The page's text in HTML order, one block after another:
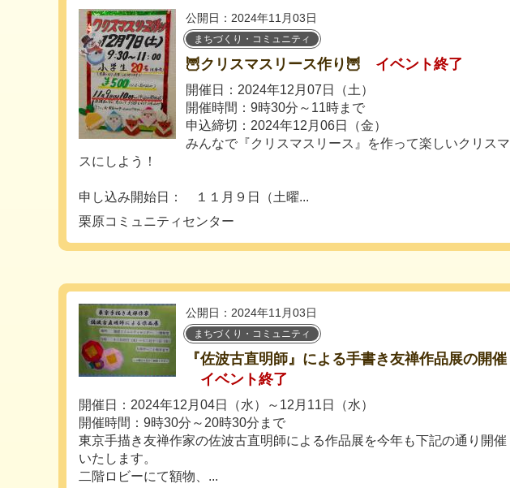
公開日：2024年11月03日
まちづくり・コミュニティ
🦉クリスマスリース作り🦉 イベント終了
開催日：2024年12月07日（土）
開催時間：9時30分～11時まで
申込締切：2024年12月06日（金）
みんなで『クリスマスリース』を作って楽しいクリスマ
スにしよう！
申し込み開始日： １１月９日（土曜...
栗原コミュニティセンター
公開日：2024年11月03日
まちづくり・コミュニティ
『佐波古直明師』による手書き友禅作品展の開催
イベント終了
開催日：2024年12月04日（水）～12月11日（水）
開催時間：9時30分～20時30分まで
東京手描き友禅作家の佐波古直明師による作品展を今年も下記の通り開催
いたします。
二階ロビーにて額物、...